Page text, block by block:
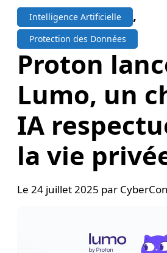
Intelligence Artificielle ,
Protection des Données
Proton
Lumo, un
IA
la vie
Le24 juillet 2025 par